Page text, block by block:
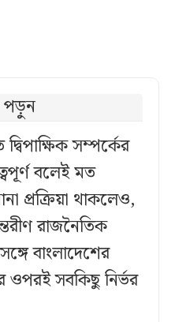
সম্পর্কের
বলেই মত
প্রক্রিয়া থাকলেও,
রাজনৈতিক
বাংলাদেশের
ওপরই সবকিছু নির্ভর